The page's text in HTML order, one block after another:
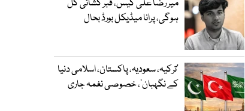
میر رضا علی کیس، قبر کشائی کل
ہوگی، پرانا میڈیکل بورڈ بحال
‘ترکیہ، سعودیہ، پاکستان، اسلامی دنیا
کے نگہبان’، خصوصی نغمہ جاری